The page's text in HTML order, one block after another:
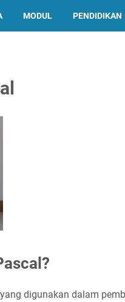
MODUL PENDIDIKAN
digunakan dalam